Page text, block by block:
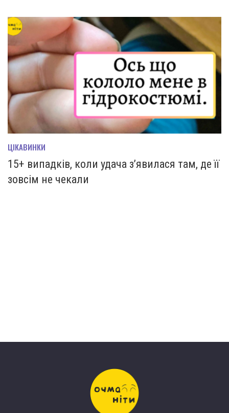
ЦІКАВИНКИ
15+ випадків, коли удача з’явилася там, де її
зовсім не чекали